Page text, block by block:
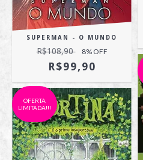
SUPERMAN - O MUNDO
R$108,90 8% OFF
R$99,90
OFERTA
LIMITADA!!!